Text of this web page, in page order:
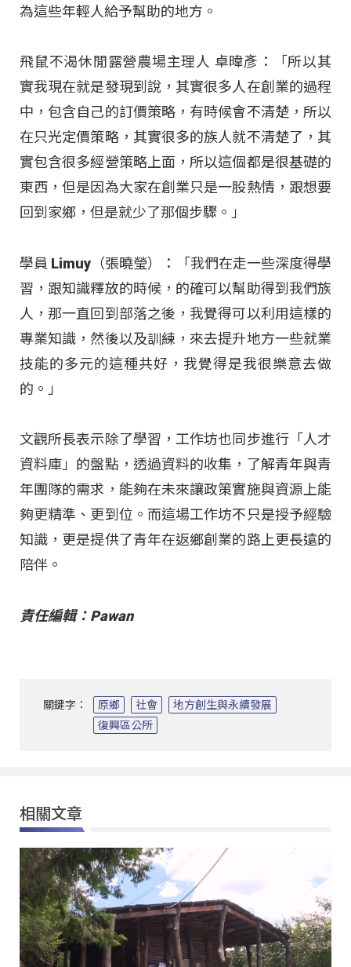
為這些年輕人給予幫助的地方。
飛鼠不渴休閒露營農場主理人 卓暐彥：「所以其
實我現在就是發現到說，其實很多人在創業的過程
中，包含自己的訂價策略，有時候會不清楚，所以
在只光定價策略，其實很多的族人就不清楚了，其
實包含很多經營策略上面，所以這個都是很基礎的
東西，但是因為大家在創業只是一股熱情，跟想要
回到家鄉，但是就少了那個步驟。」
學員 Limuy（張曉瑩）：「我們在走一些深度得學
習，跟知識釋放的時候，的確可以幫助得到我們族
人，那一直回到部落之後，我覺得可以利用這樣的
專業知識，然後以及訓練，來去提升地方一些就業
技能的多元的這種共好，我覺得是我很樂意去做
的。」
文觀所長表示除了學習，工作坊也同步進行「人才
資料庫」的盤點，透過資料的收集，了解青年與青
年團隊的需求，能夠在未來讓政策實施與資源上能
夠更精準、更到位。而這場工作坊不只是授予經驗
知識，更是提供了青年在返鄉創業的路上更長遠的
陪伴。
責任編輯：Pawan
關鍵字： 原鄉 社會
地方創生與永續發展
復興區公所
相關文章